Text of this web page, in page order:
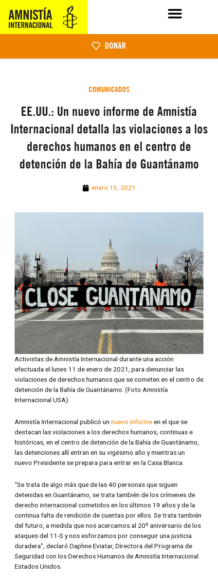
DONAR
COMUNICADOS
EE.UU.: Un nuevo informe de Amnistía
Internacional detalla las violaciones a los
derechos humanos en el centro de
detención de la Bahía de Guantánamo
enero 13, 2021
Activistas de Amnistía Internacional durante una acción
efectuada el lunes 11 de enero de 2021, para denunciar las
violaciones de derechos humanos que se cometen en el centro de
detención de la Bahía de Guantánamo. (Foto Amnistía
Internacional USA).
Amnistía Internacional publicó un nuevo informeen el que se
destacan las violaciones a los derechos humanos, continuas e
históricas, en el centro de detención de la Bahía de Guantánamo,
las detenciones allí entran en su vigésimo año y mientras un
nuevo Presidente se prepara para entrar en la Casa Blanca.
“Se trata de algo más que de las 40 personas que siguen
detenidas en Guantánamo, se trata también de los crímenes de
derecho internacional cometidos en los últimos 19 años y de la
continua falta de rendición de cuentas por ellos. Se trata también
del futuro, a medida que nos acercamos al 20º aniversario de los
ataques del 11-S y nos esforzamos por conseguir una justicia
duradera”, declaró Daphne Eviatar, Directora del Programa de
Seguridad con los Derechos Humanos de Amnistía Internacional
Estados Unidos.